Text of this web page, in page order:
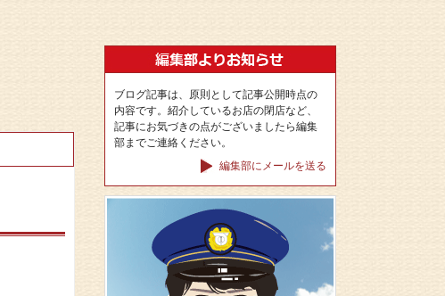
ブログ記事は、原則として記事公開時点の
内容です。紹介しているお店の閉店など、
記事にお気づきの点がございましたら編集
部までご連絡ください。
編集部にメールを送る